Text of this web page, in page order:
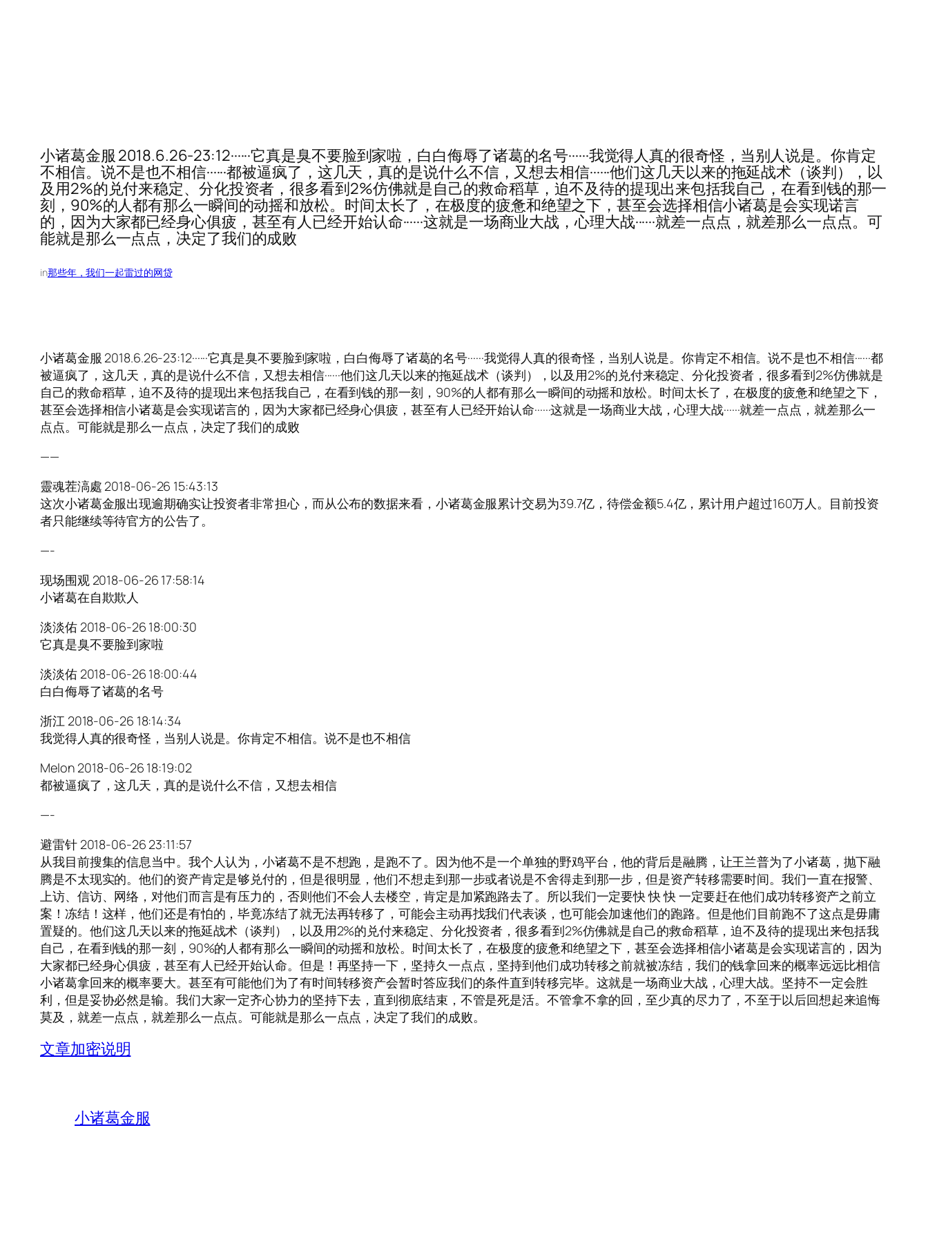
小诸葛金服 2018.6.26-23:12······它真是臭不要脸到家啦，白白侮辱了诸葛的名号······我觉得人真的很奇怪，当别人说是。你肯定
不相信。说不是也不相信······都被逼疯了，这几天，真的是说什么不信，又想去相信······他们这几天以来的拖延战术（谈判），以
及用2%的兑付来稳定、分化投资者，很多看到2%仿佛就是自己的救命稻草，迫不及待的提现出来包括我自己，在看到钱的那一
刻，90%的人都有那么一瞬间的动摇和放松。时间太长了，在极度的疲惫和绝望之下，甚至会选择相信小诸葛是会实现诺言
的，因为大家都已经身心俱疲，甚至有人已经开始认命······这就是一场商业大战，心理大战······就差一点点，就差那么一点点。可
能就是那么一点点，决定了我们的成败
in那些年，我们一起雷过的网贷
小诸葛金服 2018.6.26-23:12······它真是臭不要脸到家啦，白白侮辱了诸葛的名号······我觉得人真的很奇怪，当别人说是。你肯定不相信。说不是也不相信······都
被逼疯了，这几天，真的是说什么不信，又想去相信······他们这几天以来的拖延战术（谈判），以及用2%的兑付来稳定、分化投资者，很多看到2%仿佛就是
自己的救命稻草，迫不及待的提现出来包括我自己，在看到钱的那一刻，90%的人都有那么一瞬间的动摇和放松。时间太长了，在极度的疲惫和绝望之下，
甚至会选择相信小诸葛是会实现诺言的，因为大家都已经身心俱疲，甚至有人已经开始认命······这就是一场商业大战，心理大战······就差一点点，就差那么一
点点。可能就是那么一点点，决定了我们的成败
——
靈魂茬滈處 2018-06-26 15:43:13
这次小诸葛金服出现逾期确实让投资者非常担心，而从公布的数据来看，小诸葛金服累计交易为39.7亿，待偿金额5.4亿，累计用户超过160万人。目前投资
者只能继续等待官方的公告了。
—-
现场围观 2018-06-26 17:58:14
小诸葛在自欺欺人
淡淡佑 2018-06-26 18:00:30
它真是臭不要脸到家啦
淡淡佑 2018-06-26 18:00:44
白白侮辱了诸葛的名号
浙江 2018-06-26 18:14:34
我觉得人真的很奇怪，当别人说是。你肯定不相信。说不是也不相信
Melon 2018-06-26 18:19:02
都被逼疯了，这几天，真的是说什么不信，又想去相信
—-
避雷针 2018-06-26 23:11:57
从我目前搜集的信息当中。我个人认为，小诸葛不是不想跑，是跑不了。因为他不是一个单独的野鸡平台，他的背后是融腾，让王兰普为了小诸葛，抛下融
腾是不太现实的。他们的资产肯定是够兑付的，但是很明显，他们不想走到那一步或者说是不舍得走到那一步，但是资产转移需要时间。我们一直在报警、
上访、信访、网络，对他们而言是有压力的，否则他们不会人去楼空，肯定是加紧跑路去了。所以我们一定要快 快 快 一定要赶在他们成功转移资产之前立
案！冻结！这样，他们还是有怕的，毕竟冻结了就无法再转移了，可能会主动再找我们代表谈，也可能会加速他们的跑路。但是他们目前跑不了这点是毋庸
置疑的。他们这几天以来的拖延战术（谈判），以及用2%的兑付来稳定、分化投资者，很多看到2%仿佛就是自己的救命稻草，迫不及待的提现出来包括我
自己，在看到钱的那一刻，90%的人都有那么一瞬间的动摇和放松。时间太长了，在极度的疲惫和绝望之下，甚至会选择相信小诸葛是会实现诺言的，因为
大家都已经身心俱疲，甚至有人已经开始认命。但是！再坚持一下，坚持久一点点，坚持到他们成功转移之前就被冻结，我们的钱拿回来的概率远远比相信
小诸葛拿回来的概率要大。甚至有可能他们为了有时间转移资产会暂时答应我们的条件直到转移完毕。这就是一场商业大战，心理大战。坚持不一定会胜
利，但是妥协必然是输。我们大家一定齐心协力的坚持下去，直到彻底结束，不管是死是活。不管拿不拿的回，至少真的尽力了，不至于以后回想起来追悔
莫及，就差一点点，就差那么一点点。可能就是那么一点点，决定了我们的成败。
文章加密说明
小诸葛金服